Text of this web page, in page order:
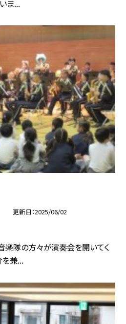
ま...
更新日 2025/06/02
楽隊の方々が演奏会を開いてく
を兼...